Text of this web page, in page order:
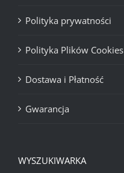
Polityka prywatności
Polityka Plików Cookies
Dostawa i Płatność
Gwarancja
WYSZUKIWARKA